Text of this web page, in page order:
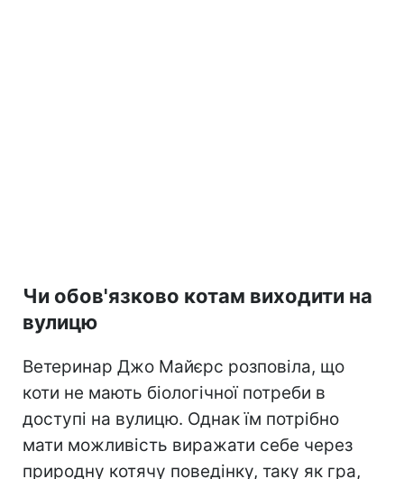
Чи обов'язково котам виходити на
вулицю
Ветеринар Джо Майєрс розповіла, що
коти не мають біологічної потреби в
доступі на вулицю. Однак їм потрібно
мати можливість виражати себе через
природну котячу поведінку, таку як гра,